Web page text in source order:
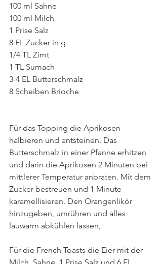
100 ml Sahne
100 ml Milch
1 Prise Salz
8 EL Zucker in g
1/4 TL Zimt
1 TL Sumach
3-4 EL Butterschmalz
8 Scheiben Brioche
Für das Topping die Aprikosen
halbieren und entsteinen. Das
Butterschmalz in einer Pfanne erhitzen
und darin die Aprikosen 2 Minuten bei
mittlerer Temperatur anbraten. Mit dem
Zucker bestreuen und 1 Minute
karamellisieren. Den Orangenlikör
hinzugeben, umrühren und alles
lauwarm abkühlen lassen,
Für die French Toasts die Eier mit der
Milch, Sahne, 1 Prise Salz und 6 EL